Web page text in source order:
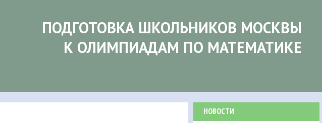
ПОДГОТОВКА ШКОЛЬНИКОВ МОСКВЫ
К ОЛИМПИАДАМ ПО МАТЕМАТИКЕ
НОВОСТИ